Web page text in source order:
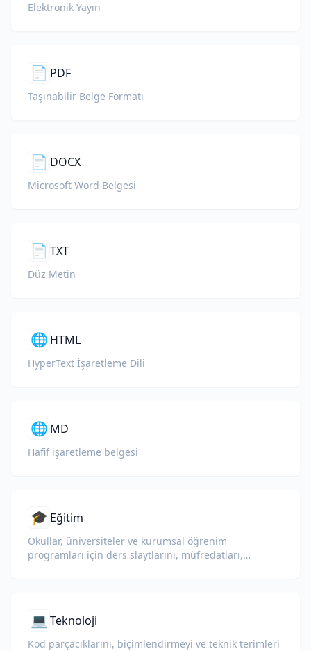
Elektronik Yayın
📄 PDF
Taşınabilir Belge Formatı
📄 DOCX
Microsoft Word Belgesi
📄 TXT
Düz Metin
🌐 HTML
HyperText İşaretleme Dili
🌐 MD
Hafif işaretleme belgesi
🎓 Eğitim
Okullar, üniversiteler ve kurumsal öğrenim
programları için ders slaytlarını, müfredatları,
💻 Teknoloji
Kod parçacıklarını, biçimlendirmeyi ve teknik terimleri